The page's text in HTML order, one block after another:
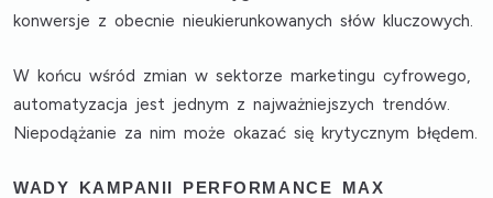
konwersje z obecnie nieukierunkowanych słów kluczowych.
W końcu wśród zmian w sektorze marketingu cyfrowego,
automatyzacja jest jednym z najważniejszych trendów.
Niepodążanie za nim może okazać się krytycznym błędem.
WADY KAMPANII PERFORMANCE MAX